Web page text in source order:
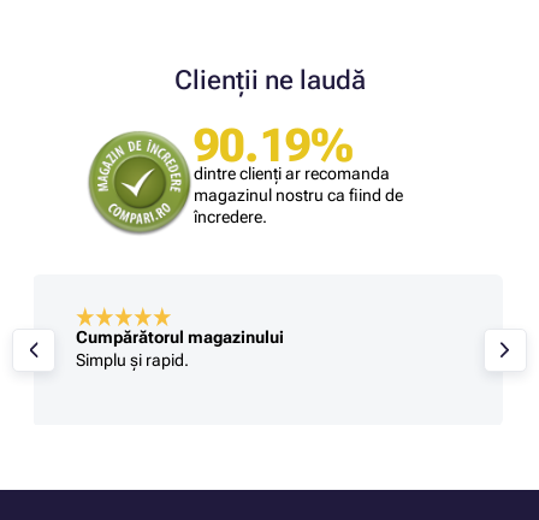
Clienții ne laudă
90.19%
dintre clienți ar recomanda
magazinul nostru ca fiind de
încredere.
Cumpărătorul magazinului
Simplu și rapid.